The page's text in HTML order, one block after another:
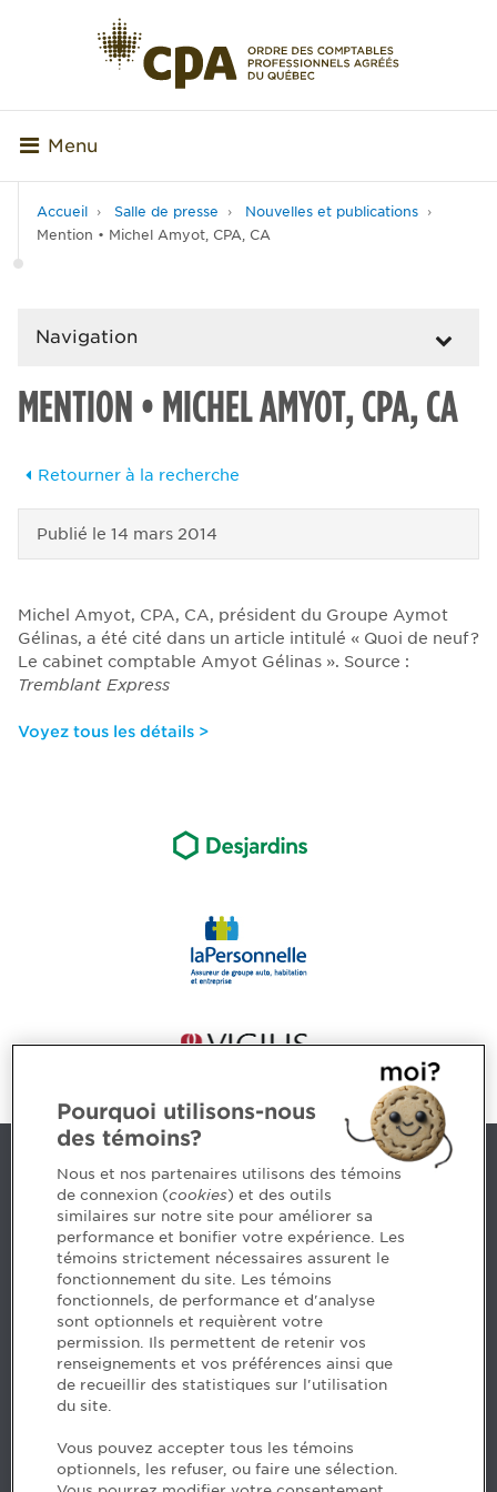
Menu
Accueil Salle de presse
Nouvelles et publications
Mention • Michel Amyot, CPA, CA
Navigation
MENTION • MICHEL AMYOT, CPA, CA
Retourner à la recherche
Publié le 14 mars 2014
Michel Amyot, CPA, CA, président du Groupe Aymot
Gélinas, a été cité dans un article intitulé « Quoi de neuf?
Le cabinet comptable Amyot Gélinas ». Source :
Tremblant Express
Voyez tous les détails >
Nous joindre
5, Place Ville Marie, bureau 800, Montréal (Québec)
H3B 2G2
www.cpaquebec.ca
Des questions? Faites appel à notre équipe >
Envie de mettre de l’Ordre dans votre carrière? Voyez
les postes disponibles >
Facebook - Devenir CPA
Instagram
Pourquoi utilisons-nous
des témoins?
Nous et nos partenaires utilisons des témoins
de connexion (cookies) et des outils
similaires sur notre site pour améliorer sa
performance et bonifier votre expérience. Les
témoins strictement nécessaires assurent le
fonctionnement du site. Les témoins
fonctionnels, de performance et d'analyse
sont optionnels et requièrent votre
permission. Ils permettent de retenir vos
renseignements et vos préférences ainsi que
de recueillir des statistiques sur l'utilisation
du site.
Vous pouvez accepter tous les témoins
optionnels, les refuser, ou faire une sélection.